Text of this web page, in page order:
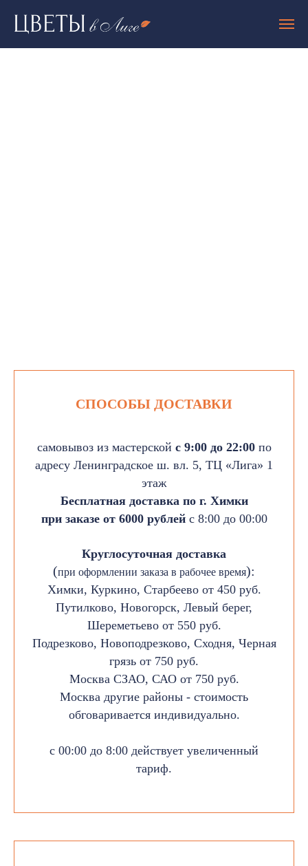
СПОСОБЫ ДОСТАВКИ
самовывоз из мастерской с 9:00 до 22:00по
адресу Ленинградское ш. вл. 5, ТЦ «Лига» 1
этаж
Бесплатная доставка по г. Химки
при заказе от 6000 рублей с 8:00 до 00:00
Круглосуточная доставка
(при оформлении заказа в рабочее время):
Химки, Куркино, Старбеево от 450 руб.
Путилково, Новогорск, Левый берег,
Шереметьево от 550 руб.
Подрезково, Новоподрезково, Сходня, Черная
грязь от 750 руб.
Москва СЗАО, САО от 750 руб.
Москва другие районы - стоимость
обговаривается индивидуально.
с 00:00 до 8:00 действует увеличенный
тариф.